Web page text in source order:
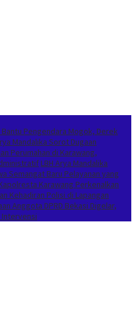
Pengendara Mogok, Derek
Mandalika Sorot Dugaan
Perumahan di Karawang,
LBH Arya Mandalika
Semangat Baru Pelayanan yang
Karawang Perkenalkan
Kehadiran Polisi di Lapangan
Anggota DPRD Bekasi Digelar,
Intervensi